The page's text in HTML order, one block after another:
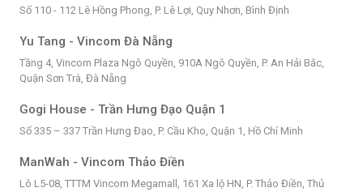
Số 110 - 112 Lê Hồng Phong, P. Lê Lợi, Quy Nhơn, Bình Định
Yu Tang - Vincom Đà Nẵng
Tầng 4, Vincom Plaza Ngô Quyền, 910A Ngô Quyền, P. An Hải Bắc,
Quận Sơn Trà, Đà Nẵng
Gogi House - Trần Hưng Đạo Quận 1
Số 335 – 337 Trần Hưng Đạo, P. Cầu Kho, Quận 1, Hồ Chí Minh
ManWah - Vincom Thảo Điền
Lô L5-08, TTTM Vincom Megamall, 161 Xa lộ HN, P. Thảo Điền, Thủ